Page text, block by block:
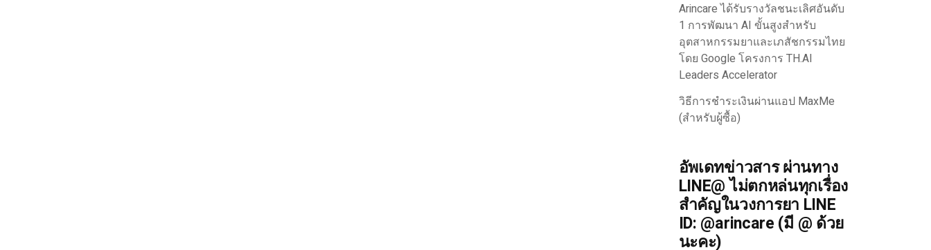
Arincare ได้รับรางวัลชนะเลิศอันดับ
1 การพัฒนา AI ขั้นสูงสำหรับ
อุตสาหกรรมยาและเภสัชกรรมไทย
โดย Google โครงการ TH.AI
Leaders Accelerator
วิธีการชำระเงินผ่านแอป MaxMe
(สำหรับผู้ซื้อ)
อัพเดทข่าวสาร ผ่านทาง
LINE@ ไม่ตกหล่นทุกเรื่อง
สำคัญในวงการยา LINE
ID: @arincare (มี @ ด้วย
นะคะ)